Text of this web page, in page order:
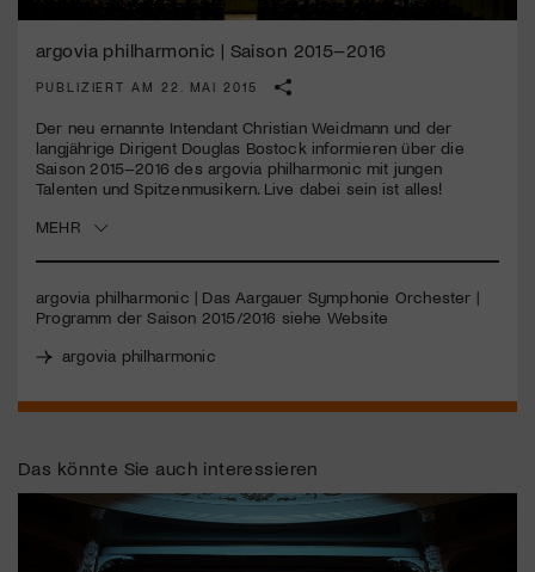
argovia philharmonic | Saison 2015–2016
PUBLIZIERT AM 22. MAI 2015
Der neu ernannte Intendant Christian Weidmann und der
langjährige Dirigent Douglas Bostock informieren über die
Saison 2015–2016 des argovia philharmonic mit jungen
Talenten und Spitzenmusikern. Live dabei sein ist alles!
MEHR
argovia philharmonic | Das Aargauer Symphonie Orchester |
Programm der Saison 2015/2016 siehe Website
argovia philharmonic
Das könnte Sie auch interessieren
Mach mit: «Be Part of the Art»!
Engagiere dich als Kulturliebhaber:in, Kulturschaffende(r) oder
Mit deiner Mitgliedschaft erhältst du kostenlosen Zugang zu
diversen Kulturevents.
Jetzt Mitglied werden